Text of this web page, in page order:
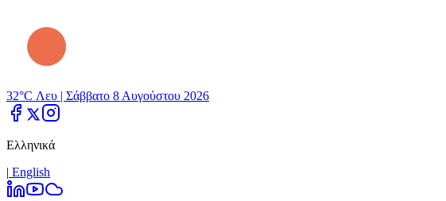
32°C Λευ | Σάββατο 8 Αυγούστου 2026
Ελληνικά
| Εnglish